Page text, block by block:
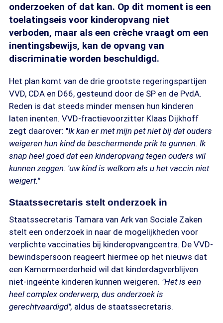
onderzoeken of dat kan. Op dit moment is een
toelatingseis voor kinderopvang niet
verboden, maar als een crèche vraagt om een
inentingsbewijs, kan de opvang van
discriminatie worden beschuldigd.
Het plan komt van de drie grootste regeringspartijen
VVD, CDA en D66, gesteund door de SP en de PvdA.
Reden is dat steeds minder mensen hun kinderen
laten inenten. VVD-fractievoorzitter Klaas Dijkhoff
zegt daarover: "Ik kan er met mijn pet niet bij dat ouders
weigeren hun kind de beschermende prik te gunnen. Ik
snap heel goed dat een kinderopvang tegen ouders wil
kunnen zeggen: 'uw kind is welkom als u het vaccin niet
weigert."
Staatssecretaris stelt onderzoek in
Staatssecretaris Tamara van Ark van Sociale Zaken
stelt een onderzoek in naar de mogelijkheden voor
verplichte vaccinaties bij kinderopvangcentra. De VVD-
bewindspersoon reageert hiermee op het nieuws dat
een Kamermeerderheid wil dat kinderdagverblijven
niet-ingeënte kinderen kunnen weigeren. "Het is een
heel complex onderwerp, dus onderzoek is
gerechtvaardigd", aldus de staatssecretaris.